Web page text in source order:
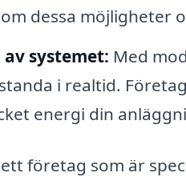
dessa möjligheter
systemet: Med
i realtid.
energi din
företag som är